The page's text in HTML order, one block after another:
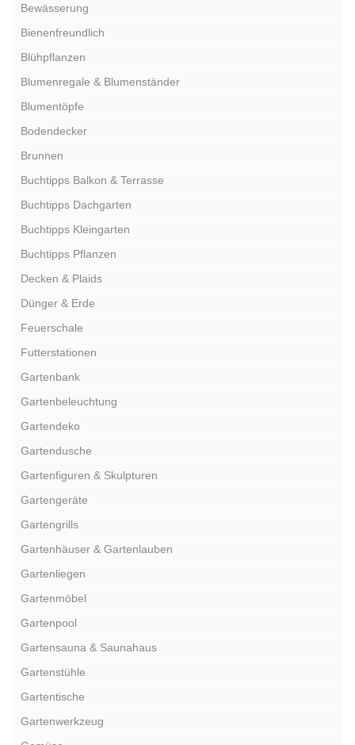
Bewässerung
Bienenfreundlich
Blühpflanzen
Blumenregale & Blumenständer
Blumentöpfe
Bodendecker
Brunnen
Buchtipps Balkon & Terrasse
Buchtipps Dachgarten
Buchtipps Kleingarten
Buchtipps Pflanzen
Decken & Plaids
Dünger & Erde
Feuerschale
Futterstationen
Gartenbank
Gartenbeleuchtung
Gartendeko
Gartendusche
Gartenfiguren & Skulpturen
Gartengeräte
Gartengrills
Gartenhäuser & Gartenlauben
Gartenliegen
Gartenmöbel
Gartenpool
Gartensauna & Saunahaus
Gartenstühle
Gartentische
Gartenwerkzeug